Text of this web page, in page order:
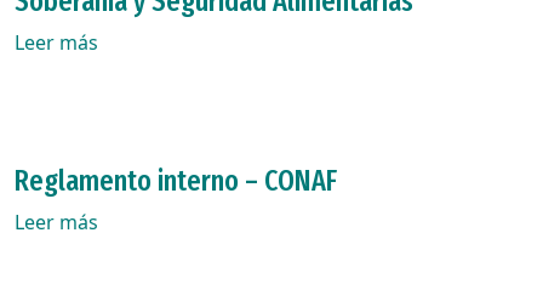
Leer más
Reglamento interno – CONAF
Leer más